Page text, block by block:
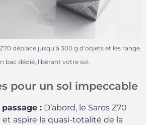
déplace jusqu’à 300 g d’objets et les range
bac dédié, libérant votre sol.
pour un sol impeccable
: D’abord, le Saros Z70
aspire la quasi-totalité de la